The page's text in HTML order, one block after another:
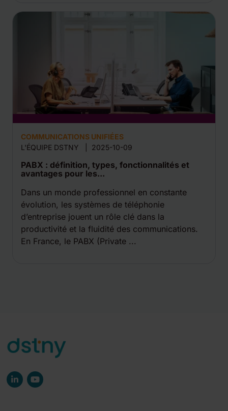
COMMUNICATIONS UNIFIÉES
L'ÉQUIPE DSTNY
2025-10-09
PABX : définition, types, fonctionnalités et
avantages pour les...
Dans un monde professionnel en constante
évolution, les systèmes de téléphonie
d’entreprise jouent un rôle clé dans la
productivité et la fluidité des communications.
En France, le PABX (Private ...